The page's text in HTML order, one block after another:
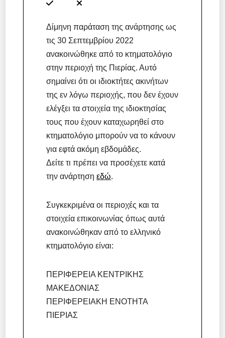
Δίμηνη παράταση της ανάρτησης ως
τις 30 Σεπτεμβρίου 2022
ανακοινώθηκε από το κτηματολόγιο
στην περιοχή της Πιερίας. Αυτό
σημαίνει ότι οι ιδιοκτήτες ακινήτων
της εν λόγω περιοχής, που δεν έχουν
ελέγξει τα στοιχεία της ιδιοκτησίας
τους που έχουν καταχωρηθεί στο
κτηματολόγιο μπορούν να το κάνουν
για εφτά ακόμη εβδομάδες.
Δείτε τι πρέπει να προσέχετε κατά
την ανάρτησηεδώ.
Συγκεκριμένα οι περιοχές και τα
στοιχεία επικοινωνίας όπως αυτά
ανακοινώθηκαν από το ελληνικό
κτηματολόγιο είναι:
ΠΕΡΙΦΕΡΕΙΑ ΚΕΝΤΡΙΚΗΣ
ΜΑΚΕΔΟΝΙΑΣ
ΠΕΡΙΦΕΡΕΙΑΚΗ ΕΝΟΤΗΤΑ
ΠΙΕΡΙΑΣ